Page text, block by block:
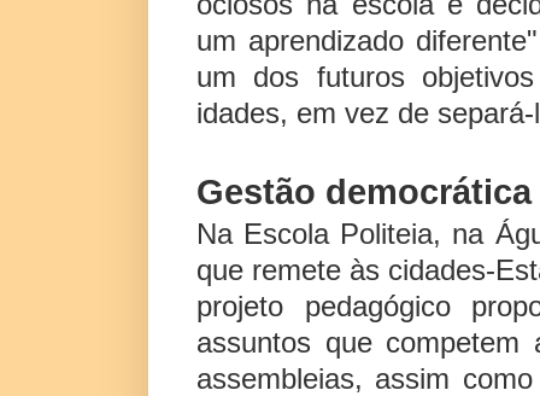
um aprendizado
um dos futuros
idades, em vez de
Gestão democrática
Na Escola Politeia, na
que remete às cidades-
projeto pedagógico
assuntos que
assembleias, assim